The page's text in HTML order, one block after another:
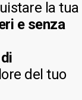
la tua
e senza
del tuo